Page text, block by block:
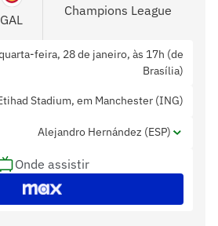
GAL
Champions League
feira, 28 de janeiro, às 17h (de
Brasília)
Stadium, em Manchester (ING)
Alejandro Hernández (ESP)
Naranjo (ESP) e Diego Sánchez Rojo
(ESP)
Onde assistir